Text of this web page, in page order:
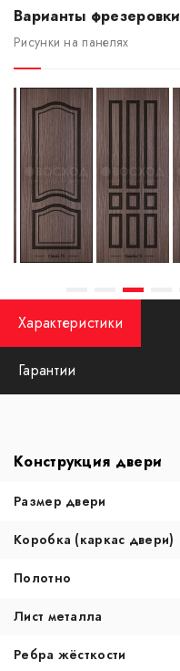
Варианты фрезеровки
Рисунки на панелях
Характеристики
Гарантии
Конструкция двери
Размер двери
Коробка (каркас двери)
Полотно
Лист металла
Ребра жёсткости